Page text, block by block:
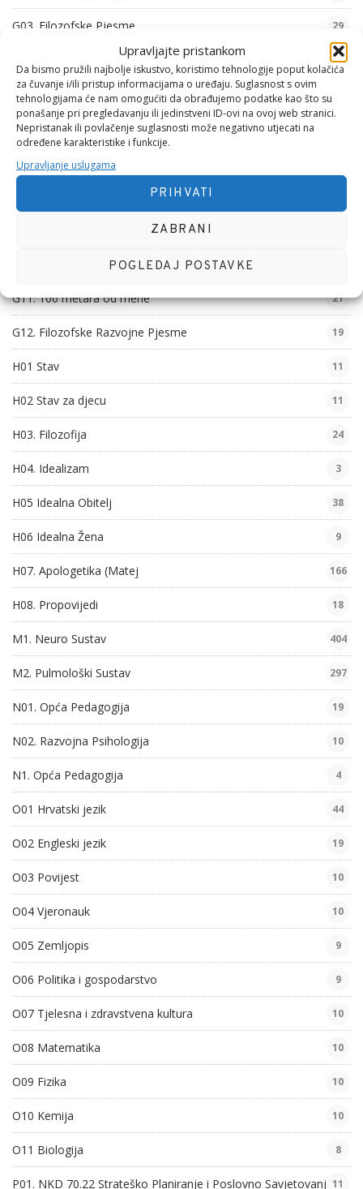
Upravljajte pristankom
Da bismo pružili najbolje iskustvo, koristimo tehnologije poput kolačića
za čuvanje i/ili pristup informacijama o uređaju. Suglasnost s ovim
tehnologijama će nam omogućiti da obrađujemo podatke kao što su
ponašanje pri pregledavanju ili jedinstveni ID-ovi na ovoj web stranici.
Nepristanak ili povlačenje suglasnosti može negativno utjecati na
određene karakteristike i funkcije.
Upravljanje uslugama
PRIHVATI
ZABRANI
POGLEDAJ POSTAVKE
G03. Filozofske Pjesme 29
G04. Domoljubne Pjesme 26
G05. Obiteljske Pjesme
G06. Nezgodne Pjesme
G07. Vjerske Pjesme
G09. Pseudo filozofske Pjesme
G10. Poslovne Pjesme
G11. 100 metara od mene 21
G12. Filozofske Razvojne Pjesme 19
H01 Stav 11
H02 Stav za djecu 11
H03. Filozofija 24
H04. Idealizam 3
H05 Idealna Obitelj 38
H06 Idealna Žena 9
H07. Apologetika (Matej 166
H08. Propovijedi 18
M1. Neuro Sustav 404
M2. Pulmološki Sustav 297
N01. Opća Pedagogija 19
N02. Razvojna Psihologija 10
N1. Opća Pedagogija 4
O01 Hrvatski jezik 44
O02 Engleski jezik 19
O03 Povijest 10
O04 Vjeronauk 10
O05 Zemljopis 9
O06 Politika i gospodarstvo 9
O07 Tjelesna i zdravstvena kultura 10
O08 Matematika 10
O09 Fizika 10
O10 Kemija 10
O11 Biologija 8
P01. NKD 70.22 Strateško Planiranje i Poslovno Savjetovanje11